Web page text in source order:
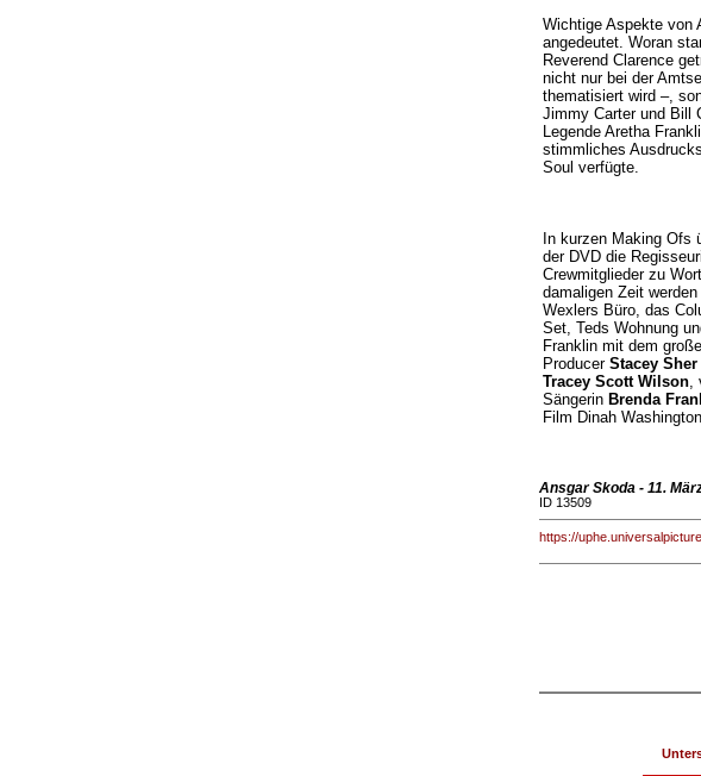
Wichtige Aspekte von
angedeutet. Woran
Reverend Clarence
nicht nur bei der
thematisiert wird –,
Jimmy Carter und Bill
Legende Aretha
stimmliches
Soul verfügte.
In kurzen Making Ofs
der DVD die
Crewmitglieder zu
damaligen Zeit
Wexlers Büro, das
Set, Teds Wohnung
Franklin mit dem
Producer Stacey Sher
Tracey Scott Wilson,
Sängerin Brenda
Film Dinah
Ansgar Skoda - 11.
ID 13509
https://